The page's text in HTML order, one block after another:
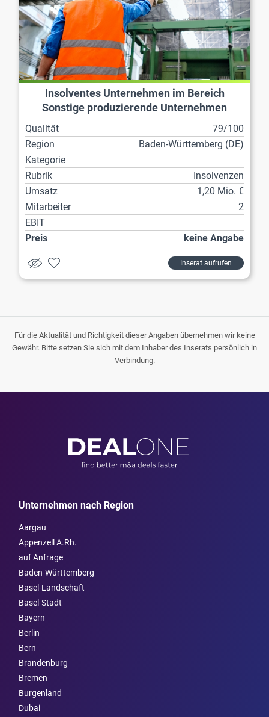
Insolventes Unternehmen im Bereich
Sonstige produzierende Unternehmen
Qualität
79/100
Region
Baden-Württemberg (DE)
Kategorie
Rubrik
Insolvenzen
Umsatz
1,20 Mio. €
Mitarbeiter
2
EBIT
Preis
keine Angabe
Inserat aufrufen
Für die Aktualität und Richtigkeit dieser Angaben übernehmen wir keine
Gewähr. Bitte setzen Sie sich mit dem Inhaber des Inserats persönlich in
Verbindung.
Unternehmen nach Region
Aargau
Appenzell A.Rh.
auf Anfrage
Baden-Württemberg
Basel-Landschaft
Basel-Stadt
Bayern
Berlin
Bern
Brandenburg
Bremen
Burgen­land
Dubai